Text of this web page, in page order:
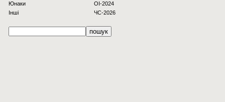
Юнаки
Інші
OI-2024
ЧС-2026